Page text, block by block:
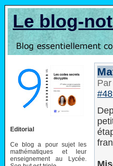
Le blog-
Editorial
Ce blog a pour sujet les
mathématiques et leur
enseignement au Lycée.